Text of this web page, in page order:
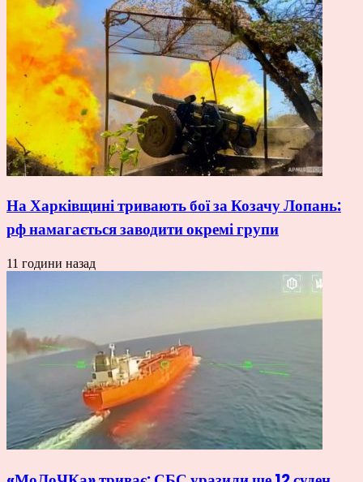
На Харківщині тривають бої за Козачу Лопань:
рф намагається заводити окремі групи
11 години назад